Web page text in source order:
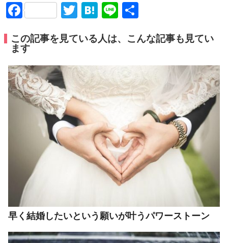
FacebookTwitter
Hatena
Line
この記事を見ている人は、こんな記事も見てい
ます
早く結婚したいという願いが叶うパワーストーン